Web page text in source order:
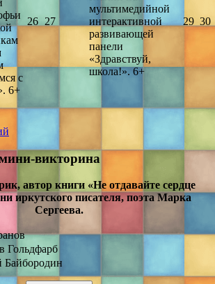
с
6+
26 27
мультимедийной
интерактивной
развивающей
панели
«Здравствуй,
школа!». 6+
29 30
викторина
автор книги «Не отдавайте сердце
иркутского писателя, поэта Марка
Сергеева.
Гольдфарб
Байбородин